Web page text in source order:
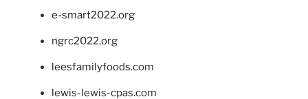
e-smart2022.org
ngrc2022.org
leesfamilyfoods.com
lewis-lewis-cpas.com